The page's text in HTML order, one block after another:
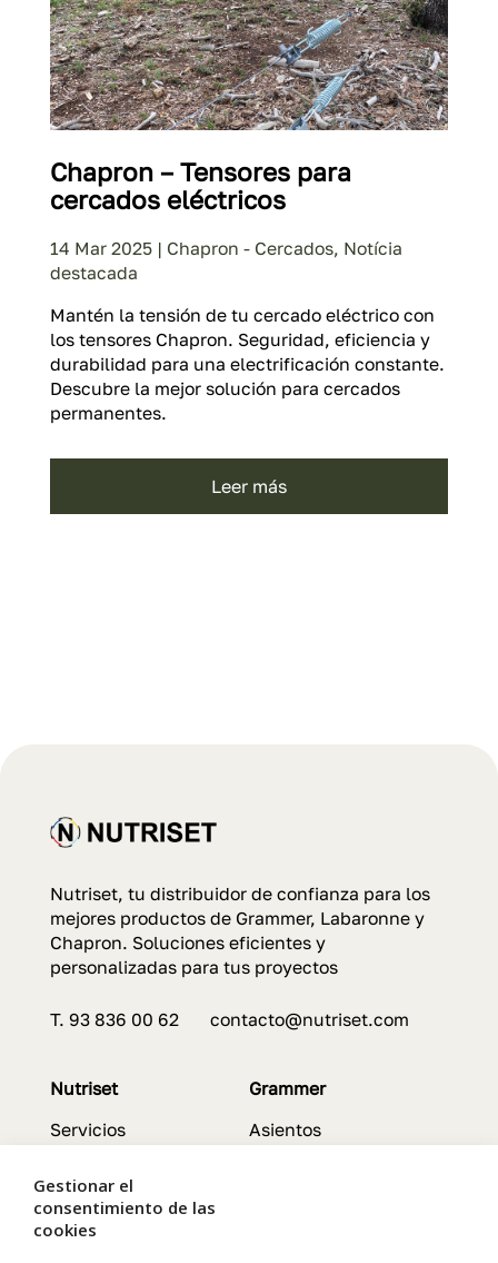
Gestionar el
consentimiento de las
cookies
Chapron – Tensores para
cercados eléctricos
14 Mar 2025| Chapron - Cercados, Notícia
destacada
Mantén la tensión de tu cercado eléctrico con
los tensores Chapron. Seguridad, eficiencia y
durabilidad para una electrificación constante.
Descubre la mejor solución para cercados
permanentes.
leer más
Nutriset, tu distribuidor de confianza para los
mejores productos de Grammer, Labaronne y
Chapron. Soluciones eficientes y
personalizadas para tus proyectos
T. 93 836 00 62 contacto@nutriset.com
Nutriset
Servicios
Política de Calidad
Grammer
Asientos